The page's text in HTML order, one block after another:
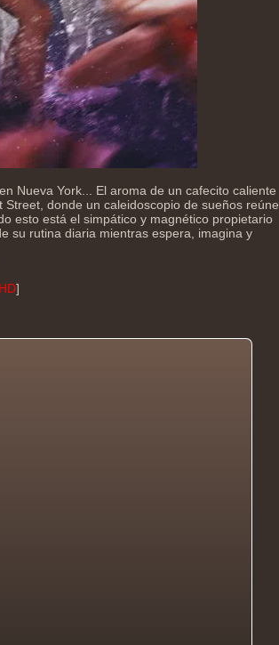
Nueva York... El aroma de un cafecito caliente
donde un caleidoscopio de sueños reúne
esto está el simpático y magnético propietario
su rutina diaria mientras espera, imagina y
]